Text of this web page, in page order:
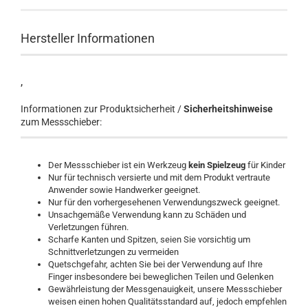
Hersteller Informationen
,
Informationen zur Produktsicherheit /Sicherheitshinweise
zum Messschieber:
Der Messschieber ist ein Werkzeug kein Spielzeug für Kinder
Nur für technisch versierte und mit dem Produkt vertraute
Anwender sowie Handwerker geeignet.
Nur für den vorhergesehenen Verwendungszweck geeignet.
Unsachgemäße Verwendung kann zu Schäden und
Verletzungen führen.
Scharfe Kanten und Spitzen, seien Sie vorsichtig um
Schnittverletzungen zu vermeiden
Quetschgefahr, achten Sie bei der Verwendung auf Ihre
Finger insbesondere bei beweglichen Teilen und Gelenken
Gewährleistung der Messgenauigkeit, unsere Messschieber
weisen einen hohen Qualitätsstandard auf, jedoch empfehlen